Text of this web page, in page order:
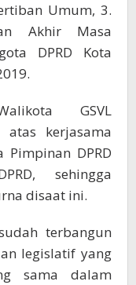
Umum, 3.
Akhir Masa
DPRD Kota
GSVL
kerjasama
DPRD
sehingga
disaat ini.
terbangun
legislatif yang
sama dalam